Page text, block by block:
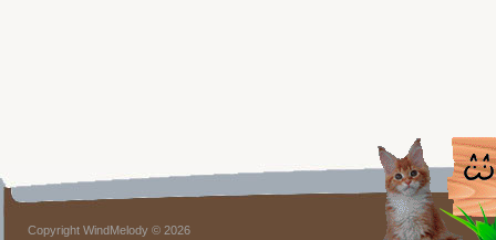
Copyright WindMelody © 2026